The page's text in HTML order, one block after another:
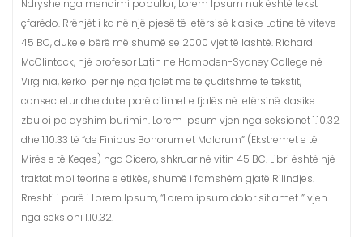
Ndryshe nga mendimi popullor, Lorem Ipsum nuk është tekst
çfarëdo. Rrënjët i ka në një pjesë të letërsisë klasike Latine të viteve
45 BC, duke e bërë më shumë se 2000 vjet të lashtë. Richard
McClintock, një profesor Latin ne Hampden-Sydney College në
Virginia, kërkoi për një nga fjalët më të çuditshme të tekstit,
consectetur dhe duke parë citimet e fjalës në letërsinë klasike
zbuloi pa dyshim burimin. Lorem Ipsum vjen nga seksionet 1.10.32
dhe 1.10.33 të “de Finibus Bonorum et Malorum” (Ekstremet e të
Mirës e të Keqes) nga Cicero, shkruar në vitin 45 BC. Libri është një
traktat mbi teorine e etikës, shumë i famshëm gjatë Rilindjes.
Rreshti i parë i Lorem Ipsum, “Lorem ipsum dolor sit amet..” vjen
nga seksioni 1.10.32.